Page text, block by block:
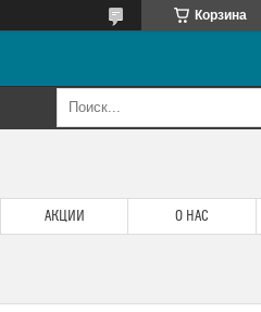
Корзина
АКЦИИ О НАС